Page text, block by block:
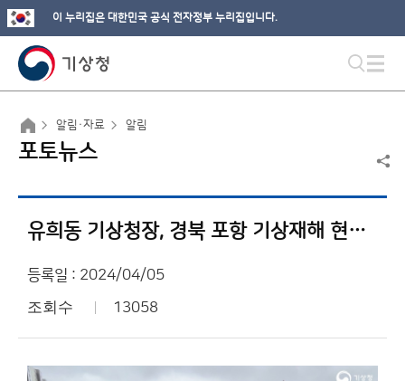
이 누리집은 대한민국 공식 전자정부 누리집입니다.
알림·자료 알림
포토뉴스
유희동 기상청장, 경북 포항 기상재해 현장 방문
등록일 : 2024/04/05
조회수 13058